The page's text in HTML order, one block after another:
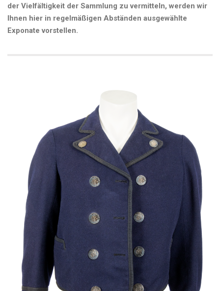
der Vielfältigkeit der Sammlung zu vermitteln, werden wir
Ihnen hier in regelmäßigen Abständen ausgewählte
Exponate vorstellen.